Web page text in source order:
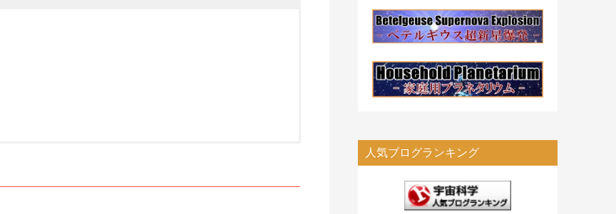
人気ブログランキング